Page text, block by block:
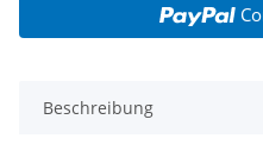
Beschreibung